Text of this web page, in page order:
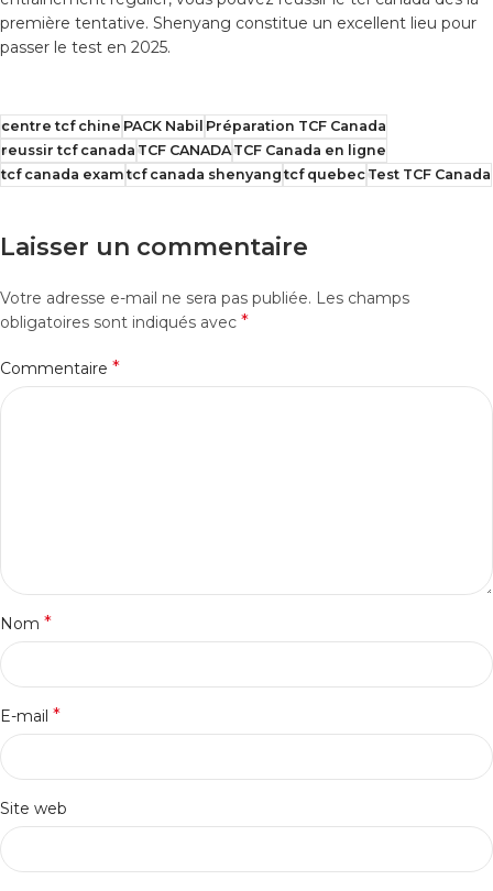
première tentative. Shenyang constitue un excellent lieu pour
passer le test en 2025.
centre tcf chine PACK Nabil Préparation TCF Canada
reussir tcf canada TCF CANADATCF Canada en ligne
tcf canada exam tcf canada shenyang tcf quebecTest TCF Canada
Laisser un commentaire
Votre adresse e-mail ne sera pas publiée. Les champs
obligatoires sont indiqués avec *
Commentaire *
Nom *
E-mail *
Site web